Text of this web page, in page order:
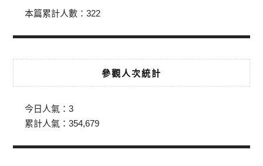
本篇累計人數：322
參觀人次統計
今日人氣：3
累計人氣：354,679